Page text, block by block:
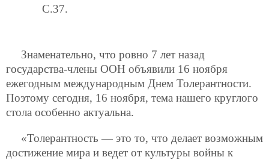
C.37.
Знаменательно, что ровно 7 лет назад
государства-члены ООН объявили 16 ноября
ежегодным международным Днем Толерантности.
Поэтому сегодня, 16 ноября, тема нашего круглого
стола особенно актуальна.
«Толерантность — это то, что делает возможным
достижение мира и ведет от культуры войны к